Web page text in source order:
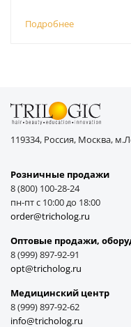
Подробнее
119334, Россия, Москва,
Розничные продажи
8 (800) 100-28-24
пн-пт с 10:00 до 18:00
order@tricholog.ru
Оптовые продажи,
8 (999) 897-92-91
opt@tricholog.ru
Медицинский центр
8 (999) 897-92-62
info@tricholog.ru